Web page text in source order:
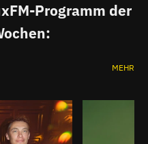
Programm der
MEHR